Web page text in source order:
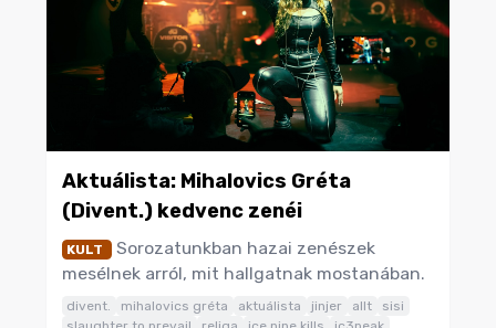
Aktuálista: Mihalovics Gréta
(Divent.) kedvenc zenéi
KULT
Sorozatunkban hazai zenészek
mesélnek arról, mit hallgatnak mostanában.
divent. mihalovics gréta aktuálista jinjer allt
sisi